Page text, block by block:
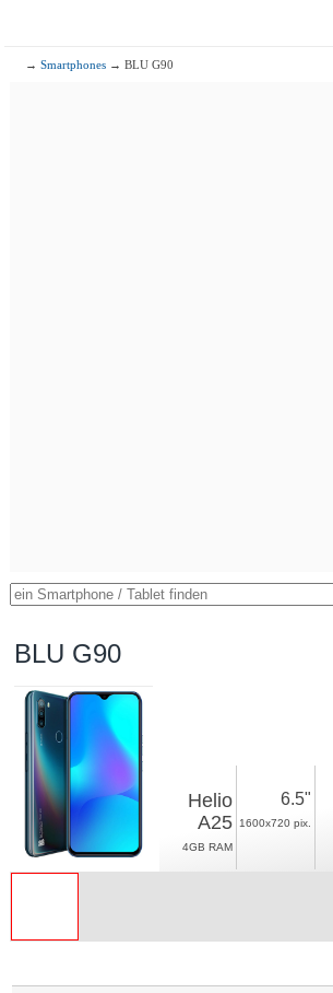
→Smartphones → BLU G90
BLU G90
Helio
A25
4GB RAM
6.5"
1600x720 pix.